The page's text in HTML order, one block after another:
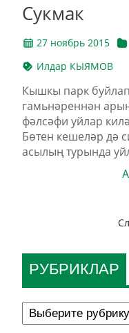
Сукмак
27 ноябрь 2015
Илдар КЫЯМОВ
Кышкы парк
гамьнәреннән
фәлсәфи уйлар
Бөтен кешеләр дә
асылың турында
РУБРИКЛАР